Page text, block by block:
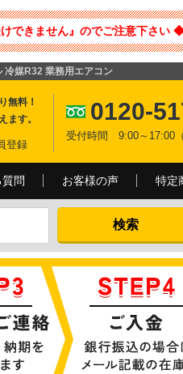
できません』のでご注意下さい
冷媒R32 業務用エアコン
無料！
ます。
登録
0120-
受付時間 9:00～17:00（
問 お客様の声 特定